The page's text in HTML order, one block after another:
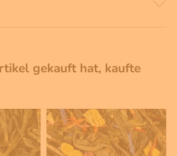
gekauft hat, kaufte